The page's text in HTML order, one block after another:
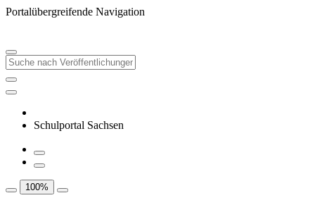
Portalübergreifende Navigation
Schulportal Sachsen
100%